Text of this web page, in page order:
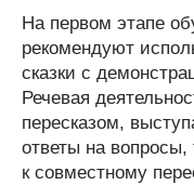
На первом этапе
рекомендуют
сказки с
Речевая
пересказом,
ответы на вопросы,
к совместному